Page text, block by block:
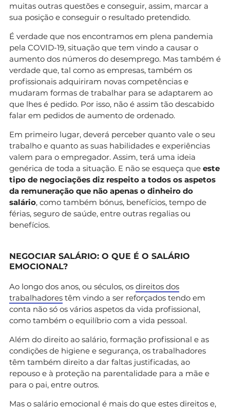
muitas outras questões e conseguir, assim, marcar a
sua posição e conseguir o resultado pretendido.
É verdade que nos encontramos em plena pandemia
pela COVID-19, situação que tem vindo a causar o
aumento dos números do desemprego. Mas também é
verdade que, tal como as empresas, também os
profissionais adquiriram novas competências e
mudaram formas de trabalhar para se adaptarem ao
que lhes é pedido. Por isso, não é assim tão descabido
falar em pedidos de aumento de ordenado.
Em primeiro lugar, deverá perceber quanto vale o seu
trabalho e quanto as suas habilidades e experiências
valem para o empregador. Assim, terá uma ideia
genérica de toda a situação. E não se esqueça que este
tipo de negociações diz respeito a todos os aspetos
da remuneração que não apenas o dinheiro do
salário, como também bónus, benefícios, tempo de
férias, seguro de saúde, entre outras regalias ou
benefícios.
NEGOCIAR SALÁRIO: O QUE É O SALÁRIO
EMOCIONAL?
Ao longo dos anos, ou séculos, os direitos dos
trabalhadores têm vindo a ser reforçados tendo em
conta não só os vários aspetos da vida profissional,
como também o equilíbrio com a vida pessoal.
Além do direito ao salário, formação profissional e as
condições de higiene e segurança, os trabalhadores
têm também direito a dar faltas justificadas, ao
repouso e à proteção na parentalidade para a mãe e
para o pai, entre outros.
Mas o salário emocional é mais do que estes direitos e,